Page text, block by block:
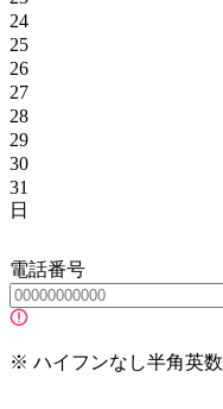
24
25
26
27
28
29
30
31
日
電話番号
※ ハイフンなし半角英数